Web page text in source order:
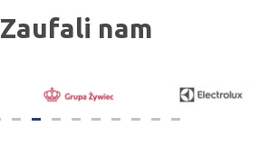
Zaufali nam